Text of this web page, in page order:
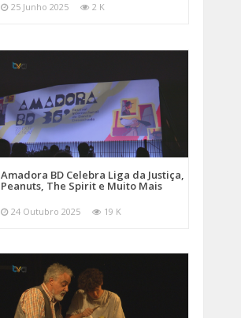
25 Junho 2025 2 K
Amadora BD Celebra Liga da Justiça,
Peanuts, The Spirit e Muito Mais
24 Outubro 2025 19 K